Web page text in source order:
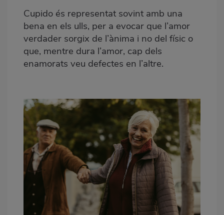
Cupido és representat sovint amb una
bena en els ulls, per a evocar que l’amor
verdader sorgix de l’ànima i no del físic o
que, mentre dura l’amor, cap dels
enamorats veu defectes en l’altre.